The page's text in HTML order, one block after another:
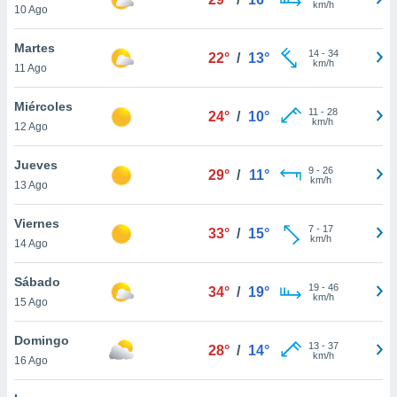
más
nuestra
y
disponible
cookies
aceptar
10 Ago
km/h
Martes
11 Ago
22° / 13° 14- 34
km/h
Miércoles
12 Ago
24° / 10° 11 - 28
km/h
Jueves
13 Ago
29° / 11° 9- 26
km/h
Viernes
14 Ago
33° / 15° 7- 17
km/h
Sábado
15 Ago
34° / 19° 19- 46
km/h
Domingo
16 Ago
28° / 14° 13- 37
km/h